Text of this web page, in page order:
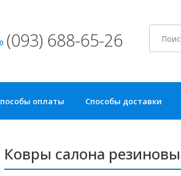
(093) 688-65-26
оплаты Способы доставки
Ковры салона